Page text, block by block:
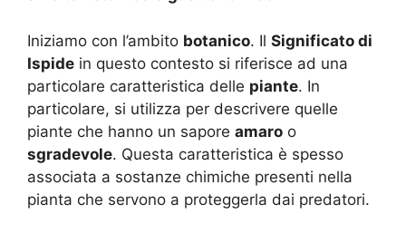
Iniziamo con l’ambito botanico. Il Significato di
Ispide in questo contesto si riferisce ad una
particolare caratteristica delle piante. In
particolare, si utilizza per descrivere quelle
piante che hanno un sapore amaro o
sgradevole. Questa caratteristica è spesso
associata a sostanze chimiche presenti nella
pianta che servono a proteggerla dai predatori.